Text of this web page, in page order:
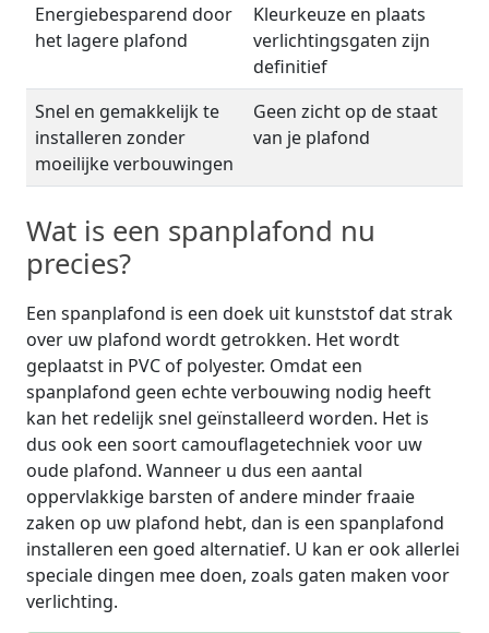
Energiebesparend door
het lagere plafond
Kleurkeuze en plaats
verlichtingsgaten zijn
definitief
Snel en gemakkelijk te
installeren zonder
moeilijke verbouwingen
Geen zicht op de staat
van je plafond
Wat is een spanplafond nu
precies?
Een spanplafond is een doek uit kunststof dat strak
over uw plafond wordt getrokken. Het wordt
geplaatst in PVC of polyester. Omdat een
spanplafond geen echte verbouwing nodig heeft
kan het redelijk snel geïnstalleerd worden. Het is
dus ook een soort camouflagetechniek voor uw
oude plafond. Wanneer u dus een aantal
oppervlakkige barsten of andere minder fraaie
zaken op uw plafond hebt, dan is een spanplafond
installeren een goed alternatief. U kan er ook allerlei
speciale dingen mee doen, zoals gaten maken voor
verlichting.